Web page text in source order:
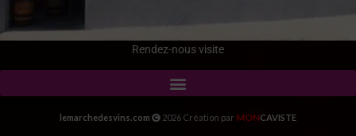
Rendez-nous visite
lemarchedesvins.com 2026 Création par MONCAVISTE